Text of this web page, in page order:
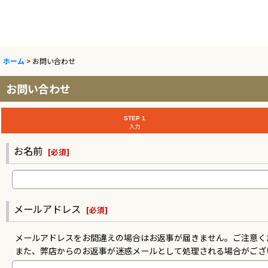
ホーム > お問い合わせ
お問い合わせ
STEP 1
入力
お名前 [必須]
メールアドレス [必須]
メールアドレスをお間違えの場合はお返事が届きません。ご注意
また、弊店からのお返事が迷惑メールとして処理される場合がご